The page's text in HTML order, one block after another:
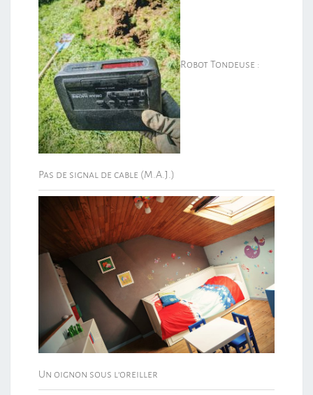
Robot Tondeuse :
Pas de signal de cable (M.A.J.)
Un oignon sous l’oreiller